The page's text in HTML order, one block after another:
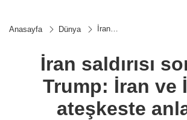
Anasayfa Dünya
İran
Trump:
İran ve
ateşkeste
anlaştı
İran saldırısı
Trump: İran ve
ateşkeste